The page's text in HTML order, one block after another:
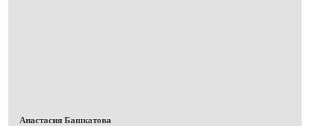
Анастасия Башкатова